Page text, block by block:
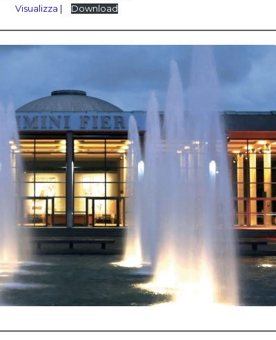
Visualizza |
Download